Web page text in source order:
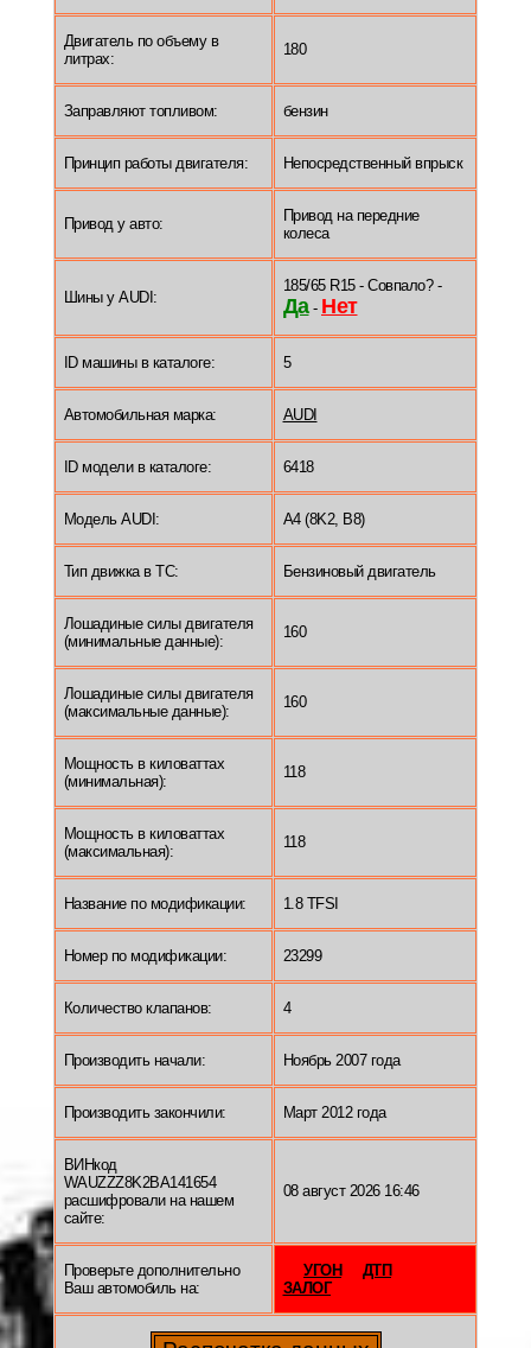
Двигатель по объему в
литрах:
180
Заправляют топливом: бензин
Принцип работы двигателя: Непосредственный впрыск
Привод у авто:
Привод на передние
колеса
Шины у AUDI:
185/65 R15 - Совпало? -
Да- Нет
ID машины в каталоге: 5
Автомобильная марка: AUDI
ID модели в каталоге: 6418
Модель AUDI: A4 (8K2, B8)
Тип движка в ТС: Бензиновый двигатель
Лошадиные силы двигателя
(минимальные данные):
160
Лошадиные силы двигателя
(максимальные данные):
160
Мощность в киловаттах
(минимальная):
118
Мощность в киловаттах
(максимальная):
118
Название по модификации: 1.8 TFSI
Номер по модификации: 23299
Количество клапанов: 4
Производить начали: Ноябрь 2007 года
Производить закончили: Март 2012 года
ВИНкод
WAUZZZ8K2BA141654
расшифровали на нашем
сайте:
08 август 2026 16:46
Проверьте дополнительно
Ваш автомобиль на:
УГОН
ДТП
ЗАЛОГ